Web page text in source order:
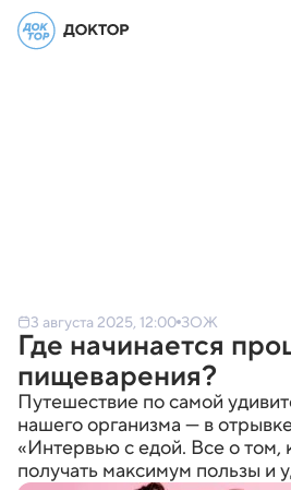
3 августа 2025, 12:00 ЗОЖ
Где начинается
пищеварения?
Путешествие по самой
нашего организма — в
«Интервью с едой. Все о том,
получать максимум пользы и